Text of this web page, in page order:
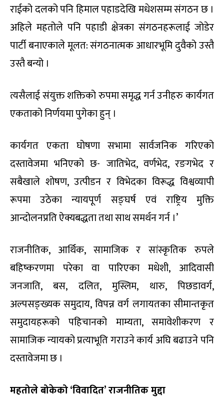
राईको दलको पनि हिमाल पहाडदेखि मधेशसम्म संगठन छ ।
अहिले महतोले पनि पहाडी क्षेत्रका संगठनहरूलाई जोडेर
पार्टी बनाएकाले मूलत: संगठनात्मक आधारभूमि दुवैको उस्तै
उस्तै बन्यो ।
त्यसैलाई संयुक्त शक्तिको रुपमा समृद्ध गर्न उनीहरु कार्यगत
एकताको निर्णयमा पुगेका हुन् ।
कार्यगत एकता घोषणा सभामा सार्वजनिक गरिएको
दस्तावेजमा भनिएको छ- जातिभेद, वर्णभेद, रङगभेद र
सबैखाले शोषण, उत्पीडन र विभेदका विरूद्ध विश्वव्यापी
रूपमा उठेका न्यायपूर्ण सङ्घर्ष एवं राष्ट्रिय मुक्ति
आन्दोलनप्रति ऐक्यबद्धता तथा साथ समर्थन गर्न ।’
राजनीतिक, आर्थिक, सामाजिक र सांस्कृतिक रुपले
बहिष्करणमा परेका वा पारिएका मधेशी, आदिवासी
जनजाति, बस, दलित, मुस्लिम, थारु, पिछडावर्ग,
अल्पसङ्ख्यक समुदाय, विपन्न वर्ग लगायतका सीमान्तकृत
समुदायहरूको पहिचानको माम्यता, समावेशीकरण र
सामाजिक न्यायको प्रत्याभूति गराउने कार्य अघि बढाउने पनि
दस्तावेजमा छ ।
महतोले बोकेको ‘विवादित’ राजनीतिक मुद्दा